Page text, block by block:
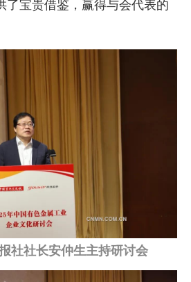
了宝贵借鉴，赢得与会代表的
社社长安仲生主持研讨会